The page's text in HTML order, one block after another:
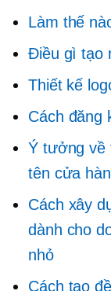
Làm thế
Điều gì tạo
Thiết kế
Cách đăng
Ý tưởng về
tên cửa
Cách xây
dành cho
nhỏ
Cách tạo